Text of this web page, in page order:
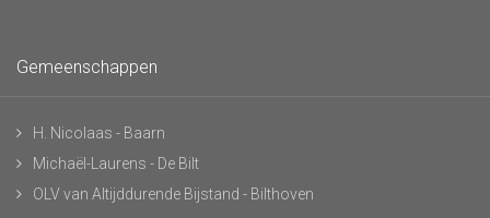
Gemeenschappen
H. Nicolaas - Baarn
Michaël-Laurens - De Bilt
OLV van Altijddurende Bijstand - Bilthoven